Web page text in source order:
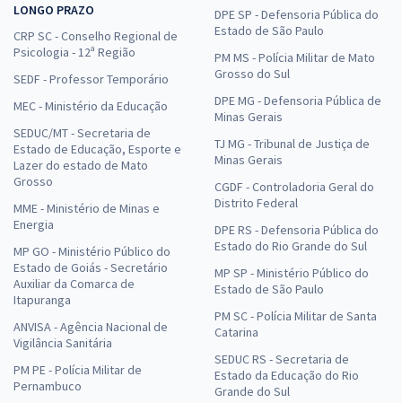
LONGO PRAZO
CRP SC - Conselho Regional de
Psicologia - 12ª Região
SEDF - Professor Temporário
MEC - Ministério da Educação
SEDUC/MT - Secretaria de
Estado de Educação, Esporte e
Lazer do estado de Mato
Grosso
MME - Ministério de Minas e
Energia
MP GO - Ministério Público do
Estado de Goiás - Secretário
Auxiliar da Comarca de
Itapuranga
ANVISA - Agência Nacional de
Vigilância Sanitária
PM PE - Polícia Militar de
Pernambuco
DPE SP - Defensoria Pública do
Estado de São Paulo
PM MS - Polícia Militar de Mato
Grosso do Sul
DPE MG - Defensoria Pública de
Minas Gerais
TJ MG - Tribunal de Justiça de
Minas Gerais
CGDF - Controladoria Geral do
Distrito Federal
DPE RS - Defensoria Pública do
Estado do Rio Grande do Sul
MP SP - Ministério Público do
Estado de São Paulo
PM SC - Polícia Militar de Santa
Catarina
SEDUC RS - Secretaria de
Estado da Educação do Rio
Grande do Sul